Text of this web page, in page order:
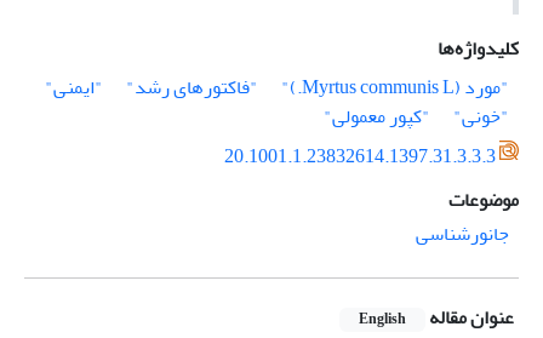
کلیدواژه‌ها
"مورد (Myrtus communis L.)"
"فاکتورهای رشد"
"ایمنی"
"خونی"
"کپور معمولی"
20.1001.1.23832614.1397.31.3.3.3
موضوعات
جانورشناسی
عنوان مقاله English